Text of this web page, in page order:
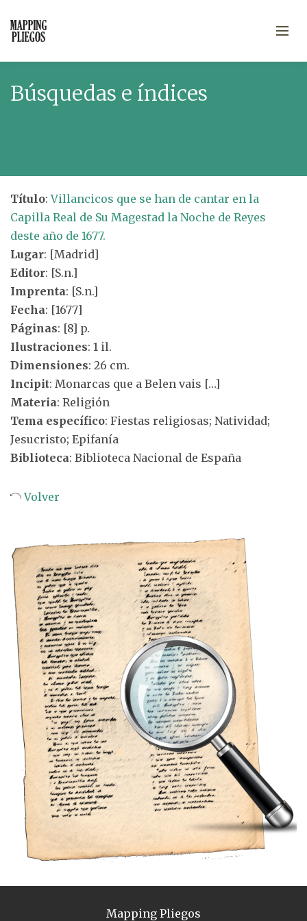
Búsquedas e índices
Título:Villancicos que se han de cantar en la
Capilla Real de Su Magestad la Noche de Reyes
deste año de 1677.
Lugar: [Madrid]
Editor: [S.n.]
Imprenta: [S.n.]
Fecha: [1677]
Páginas: [8] p.
Ilustraciones: 1 il.
Dimensiones: 26 cm.
Incipit: Monarcas que a Belen vais […]
Materia: Religión
Tema específico: Fiestas religiosas; Natividad;
Jesucristo; Epifanía
Biblioteca: Biblioteca Nacional de España
Volver
Mapping Pliegos